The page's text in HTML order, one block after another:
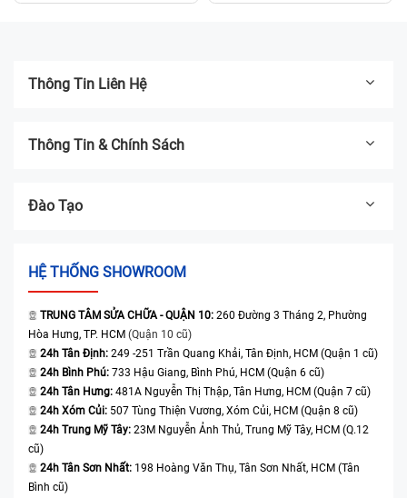
Thông Tin Liên Hệ
Thông Tin & Chính Sách
Đào Tạo
HỆ THỐNG SHOWROOM
TRUNG TÂM SỬA CHỮA - QUẬN 10: 260 Đường 3 Tháng 2, Phường
Hòa Hưng, TP. HCM (Quận 10 cũ)
24h Tân Định: 249 -251 Trần Quang Khải, Tân Định, HCM (Quận 1 cũ)
24h Bình Phú: 733 Hậu Giang, Bình Phú, HCM (Quận 6 cũ)
24h Tân Hưng: 481A Nguyễn Thị Thập, Tân Hưng, HCM (Quận 7 cũ)
24h Xóm Củi: 507 Tùng Thiện Vương, Xóm Củi, HCM (Quận 8 cũ)
24h Trung Mỹ Tây: 23M Nguyễn Ảnh Thủ, Trung Mỹ Tây, HCM (Q.12
cũ)
24h Tân Sơn Nhất: 198 Hoàng Văn Thụ, Tân Sơn Nhất, HCM (Tân
Bình cũ)